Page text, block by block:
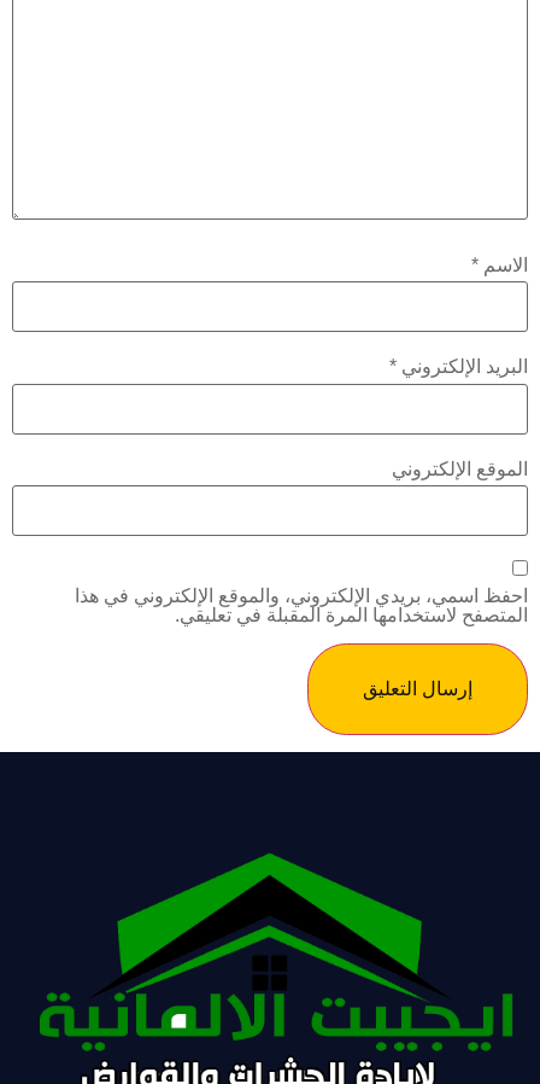
*
الإلكتروني *
الإلكتروني
اسمي، بريدي الإلكتروني، والموقع الإلكتروني في هذا
لاستخدامها المرة المقبلة في تعليقي.